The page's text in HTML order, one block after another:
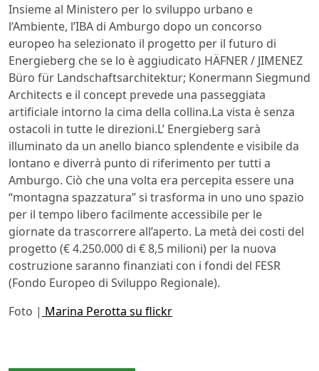
Insieme al Ministero per lo sviluppo urbano e
l’Ambiente, l’IBA di Amburgo dopo un concorso
europeo ha selezionato il progetto per il futuro di
Energieberg che se lo è aggiudicato HÄFNER / JIMENEZ
Büro für Landschaftsarchitektur; Konermann Siegmund
Architects e il concept prevede una passeggiata
artificiale intorno la cima della collina.La vista è senza
ostacoli in tutte le direzioni.L’ Energieberg sarà
illuminato da un anello bianco splendente e visibile da
lontano e diverrà punto di riferimento per tutti a
Amburgo. Ciò che una volta era percepita essere una
“montagna spazzatura” si trasforma in uno uno spazio
per il tempo libero facilmente accessibile per le
giornate da trascorrere all’aperto. La metà dei costi del
progetto (€ 4.250.000 di € 8,5 milioni) per la nuova
costruzione saranno finanziati con i fondi del FESR
(Fondo Europeo di Sviluppo Regionale).
Foto | Marina Perotta su flickr